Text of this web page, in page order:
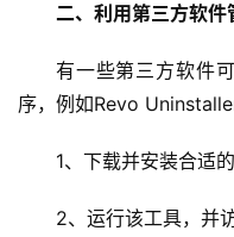
二、利用第三方软件
有一些第三方软件
序，例如Revo
1、下载并安装合适
2、运行该工具，并